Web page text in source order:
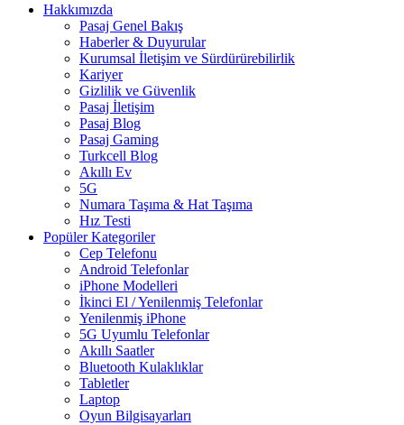
Hakkımızda
Pasaj Genel Bakış
Haberler & Duyurular
Kurumsal İletişim ve Sürdürürebilirlik
Kariyer
Gizlilik ve Güvenlik
Pasaj İletişim
Pasaj Blog
Pasaj Gaming
Turkcell Blog
Akıllı Ev
5G
Numara Taşıma & Hat Taşıma
Hız Testi
Popüler Kategoriler
Cep Telefonu
Android Telefonlar
iPhone Modelleri
İkinci El / Yenilenmiş Telefonlar
Yenilenmiş iPhone
5G Uyumlu Telefonlar
Akıllı Saatler
Bluetooth Kulaklıklar
Tabletler
Laptop
Oyun Bilgisayarları